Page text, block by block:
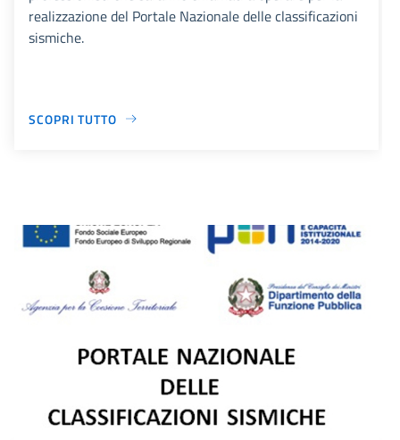
realizzazione del Portale Nazionale delle classificazioni
sismiche.
SCOPRI TUTTO